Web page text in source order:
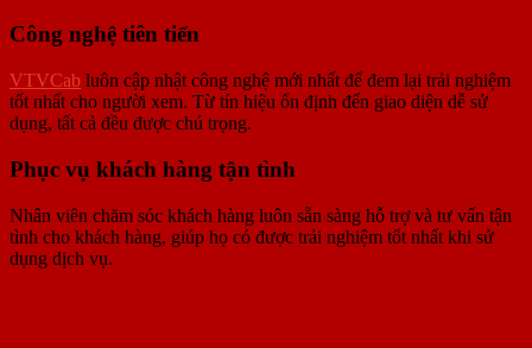
Công nghệ tiên tiến
VTVCab luôn cập nhật công nghệ mới nhất để đem lại trải nghiệm
tốt nhất cho người xem. Từ tín hiệu ổn định đến giao diện dễ sử
dụng, tất cả đều được chú trọng.
Phục vụ khách hàng tận tình
Nhân viên chăm sóc khách hàng luôn sẵn sàng hỗ trợ và tư vấn tận
tình cho khách hàng, giúp họ có được trải nghiệm tốt nhất khi sử
dụng dịch vụ.